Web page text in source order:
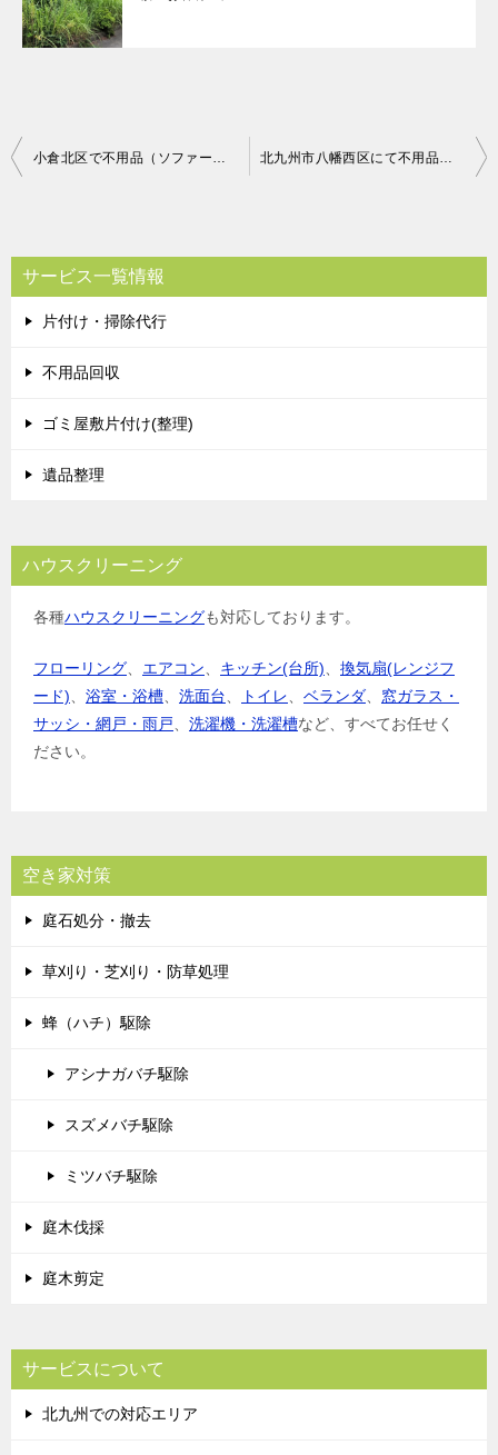
投
ビ
ゲ
ー
シ
小倉北区で不用品（ソファー、衣装ケース、ジョイントマットなど）処分ご依頼 お客様の声 北九州市八幡西区にて不用品回収（ソファー（２人用））のご依頼 お客様の声
サービス一覧情報
片付け・掃除代行
不用品回収
ゴミ屋敷片付け(整理)
遺品整理
ハウスクリーニング
各種ハウスクリーニングも対応しております。
フローリング、 エアコン、 キッチン(台所)、 換気扇(レンジフ
ード)、 浴室・浴槽、 洗面台、 トイレ、 ベランダ、 窓ガラス・
サッシ・網戸・雨戸、 洗濯機・洗濯槽など、すべてお任せく
ださい。
空き家対策
庭石処分・撤去
草刈り・芝刈り・防草処理
蜂（ハチ）駆除
アシナガバチ駆除
スズメバチ駆除
ミツバチ駆除
庭木伐採
庭木剪定
サービスについて
北九州での対応エリア